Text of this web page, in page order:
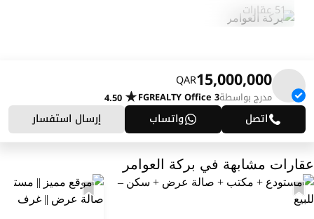
51 عقارات
15,000,000
QAR
مدرج بواسطةFGREALTY Office 3
4.50
اتصل واتساب إرسال استفسار
عقارات مشابهة في بركة العوامر